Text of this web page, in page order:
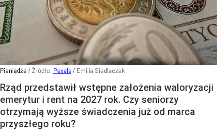
Pieniądze/ Źródło: Pexels/ Emilia Siedlaczek
Rząd przedstawił wstępne założenia waloryzacji
emerytur i rent na 2027 rok. Czy seniorzy
otrzymają wyższe świadczenia już od marca
przyszłego roku?